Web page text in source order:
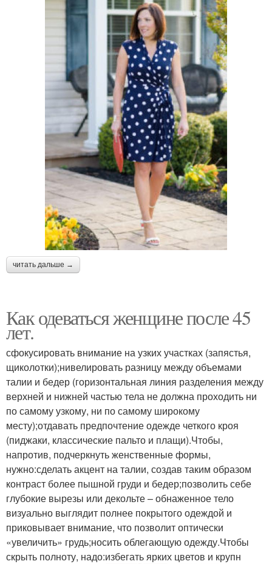
читать дальше →
Как одеваться женщине после 45
лет.
сфокусировать внимание на узких участках (запястья,
щиколотки);нивелировать разницу между объемами
талии и бедер (горизонтальная линия разделения между
верхней и нижней частью тела не должна проходить ни
по самому узкому, ни по самому широкому
месту);отдавать предпочтение одежде четкого кроя
(пиджаки, классические пальто и плащи).Чтобы,
напротив, подчеркнуть женственные формы,
нужно:сделать акцент на талии, создав таким образом
контраст более пышной груди и бедер;позволить себе
глубокие вырезы или декольте – обнаженное тело
визуально выглядит полнее покрытого одеждой и
приковывает внимание, что позволит оптически
«увеличить» грудь;носить облегающую одежду.Чтобы
скрыть полноту, надо:избегать ярких цветов и крупн